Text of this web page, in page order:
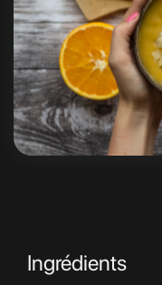
Ingrédients